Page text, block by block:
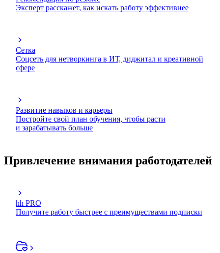
Эксперт расскажет, как искать работу эффективнее
Сетка
Соцсеть для нетворкинга в ИТ, диджитал и креативной
сфере
Развитие навыков и карьеры
Постройте свой план обучения, чтобы расти
и зарабатывать больше
Привлечение внимания работодателей
hh PRO
Получите работу быстрее с преимуществами подписки